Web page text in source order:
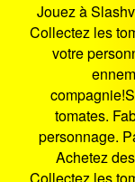
Jouez à
Collectez les
votre
tomates.
personnage.
Achetez